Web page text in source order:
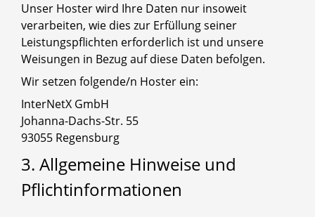
Unser Hoster wird Ihre Daten nur insoweit
verarbeiten, wie dies zur Erfüllung seiner
Leistungspflichten erforderlich ist und unsere
Weisungen in Bezug auf diese Daten befolgen.
Wir setzen folgende/n Hoster ein:
InterNetX GmbH
Johanna-Dachs-Str. 55
93055 Regensburg
3. Allgemeine Hinweise und
Pflichtinformationen